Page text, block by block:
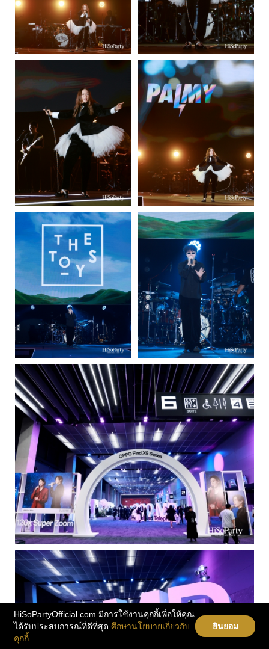
HiSoPartyOfficial.com มีการใช้งานคุกกี้เพื่อให้คุณ
ได้รับประสบการณ์ที่ดีที่สุด ศึกษานโยบายเกี่ยวกับ
คุกกี้
ยินยอม